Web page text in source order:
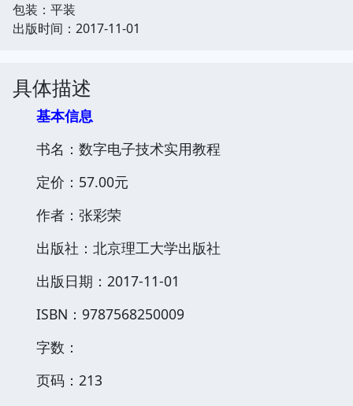
包装：平装
出版时间：2017-11-01
具体描述
基本信息
书名：数字电子技术实用教程
定价：57.00元
作者：张彩荣
出版社：北京理工大学出版社
出版日期：2017-11-01
ISBN：9787568250009
字数：
页码：213